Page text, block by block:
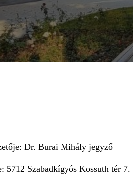
Dr. Burai Mihály jegyző
5712 Szabadkígyós Kossuth tér 7.